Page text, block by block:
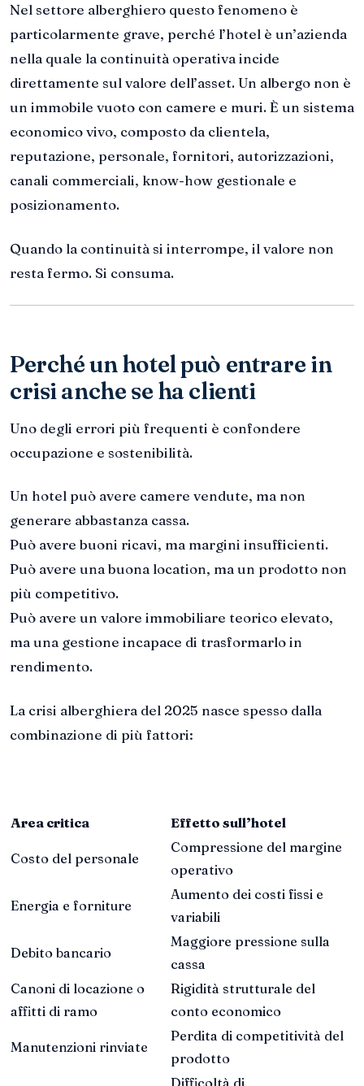
Nel settore alberghiero questo fenomeno è
particolarmente grave, perché l’hotel è un’azienda
nella quale la continuità operativa incide
direttamente sul valore dell’asset. Un albergo non è
un immobile vuoto con camere e muri. È un sistema
economico vivo, composto da clientela,
reputazione, personale, fornitori, autorizzazioni,
canali commerciali, know-how gestionale e
posizionamento.
Quando la continuità si interrompe, il valore non
resta fermo. Si consuma.
Perché un hotel può entrare in
crisi anche se ha clienti
Uno degli errori più frequenti è confondere
occupazione e sostenibilità.
Un hotel può avere camere vendute, ma non
generare abbastanza cassa.
Può avere buoni ricavi, ma margini insufficienti.
Può avere una buona location, ma un prodotto non
più competitivo.
Può avere un valore immobiliare teorico elevato,
ma una gestione incapace di trasformarlo in
rendimento.
La crisi alberghiera del 2025 nasce spesso dalla
combinazione di più fattori:
Area critica Effetto sull’hotel
Costo del personale
Compressione del margine
operativo
Energia e forniture
Aumento dei costi fissi e
variabili
Debito bancario
Maggiore pressione sulla
cassa
Canoni di locazione o
affitti di ramo
Rigidità strutturale del
conto economico
Manutenzioni rinviate
Perdita di competitività del
prodotto
Difficoltà di